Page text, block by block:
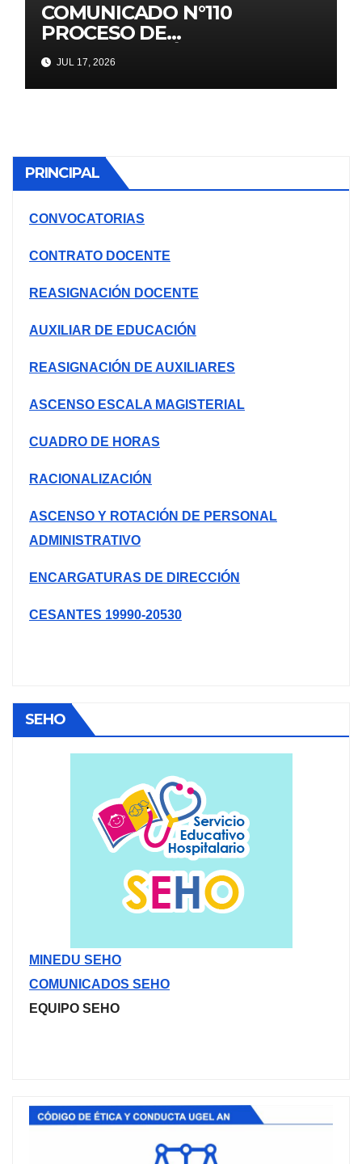
COMUNICADO N°110
PROCESO DE
CONTRATACIÓN DOCENTE
2026 PUBLICACIÓN DE
PLAZAS VACANTES PARA
JUL 17, 2026
PRINCIPAL
CONVOCATORIAS
CONTRATO DOCENTE
REASIGNACIÓN DOCENTE
AUXILIAR DE EDUCACIÓN
REASIGNACIÓN DE AUXILIARES
ASCENSO ESCALA MAGISTERIAL
CUADRO DE HORAS
RACIONALIZACIÓN
ASCENSO Y ROTACIÓN DE PERSONAL
ADMINISTRATIVO
ENCARGATURAS DE DIRECCIÓN
CESANTES 19990-20530
SEHO
MINEDU SEHO
COMUNICADOS SEHO
EQUIPO SEHO